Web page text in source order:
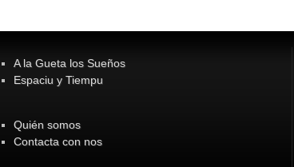
A la Gueta los Sueños
Espaciu y Tiempu
Quién somos
Contacta con nos